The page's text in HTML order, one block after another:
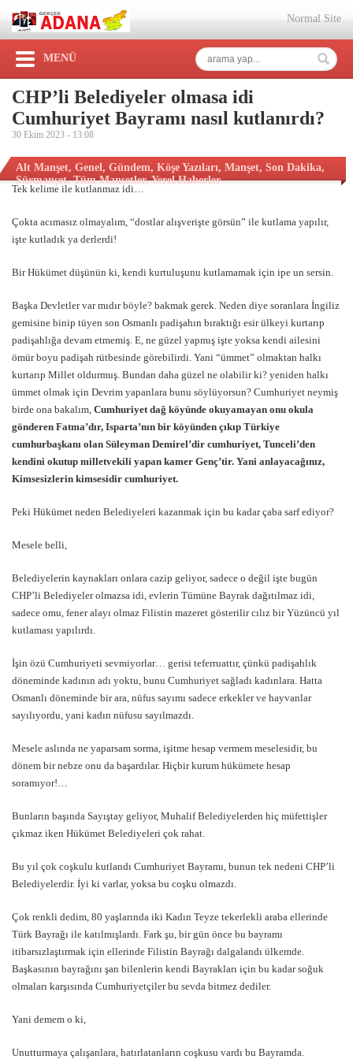
Normal Site
MENÜ
CHP’li Belediyeler olmasa idi
Cumhuriyet Bayramı nasıl kutlanırdı?
30 Ekim 2023 - 13:08
Alt Manşet, Genel, Gündem, Köşe Yazıları, Manşet, Son Dakika,
Sürmanşet,Tüm Manşetler,Yerel Haberler
Tek kelime ile kutlanmaz idi…
Çokta acımasız olmayalım, “dostlar alışverişte görsün” ile kutlama yapılır,
işte kutladık ya derlerdi!
Bir Hükümet düşünün ki, kendi kurtuluşunu kutlamamak için ipe un sersin.
Başka Devletler var mıdır böyle? bakmak gerek. Neden diye soranlara İngiliz
gemisine binip tüyen son Osmanlı padişahın bıraktığı esir ülkeyi kurtarıp
padişahlığa devam etmemiş. E, ne güzel yapmış işte yoksa kendi ailesini
ömür boyu padişah rütbesinde görebilirdi. Yani “ümmet” olmaktan halkı
kurtarıp Millet oldurmuş. Bundan daha güzel ne olabilir ki? yeniden halkı
ümmet olmak için Devrim yapanlara bunu söylüyorsun? Cumhuriyet neymiş
birde ona bakalım, Cumhuriyet dağ köyünde okuyamayan onu okula
gönderen Fatma’dır, Isparta’nın bir köyünden çıkıp Türkiye
cumhurbaşkanı olan Süleyman Demirel’dir cumhuriyet, Tunceli’den
kendini okutup milletvekili yapan kamer Genç’tir. Yani anlayacağınız,
Kimsesizlerin kimsesidir cumhuriyet.
Peki Hükümet neden Belediyeleri kazanmak için bu kadar çaba sarf ediyor?
Mesele belli,
Belediyelerin kaynakları onlara cazip geliyor, sadece o değil işte bugün
CHP’li Belediyeler olmazsa idi, evlerin Tümüne Bayrak dağıtılmaz idi,
sadece omu, fener alayı olmaz Filistin mazeret gösterilir cılız bir Yüzüncü yıl
kutlaması yapılırdı.
İşin özü Cumhuriyeti sevmiyorlar… gerisi teferruattır, çünkü padişahlık
döneminde kadının adı yoktu, bunu Cumhuriyet sağladı kadınlara. Hatta
Osmanlı döneminde bir ara, nüfus sayımı sadece erkekler ve hayvanlar
sayılıyordu, yani kadın nüfusu sayılmazdı.
Mesele aslında ne yaparsam sorma, işitme hesap vermem meselesidir, bu
dönem bir nebze onu da başardılar. Hiçbir kurum hükümete hesap
soramıyor!…
Bunların başında Sayıştay geliyor, Muhalif Belediyelerden hiç müfettişler
çıkmaz iken Hükümet Belediyeleri çok rahat.
Bu yıl çok coşkulu kutlandı Cumhuriyet Bayramı, bunun tek nedeni CHP’li
Belediyelerdir. İyi ki varlar, yoksa bu coşku olmazdı.
Çok renkli dedim, 80 yaşlarında iki Kadın Teyze tekerlekli araba ellerinde
Türk Bayrağı ile katılmışlardı. Fark şu, bir gün önce bu bayramı
itibarsızlaştırmak için ellerinde Filistin Bayrağı dalgalandı ülkemde.
Başkasının bayrağını şan bilenlerin kendi Bayrakları için bu kadar soğuk
olmaları karşısında Cumhuriyetçiler bu sevda bitmez dediler.
Yani demem o ki,
Unutturmaya çalışanlara, hatırlatanların coşkusu vardı bu Bayramda.